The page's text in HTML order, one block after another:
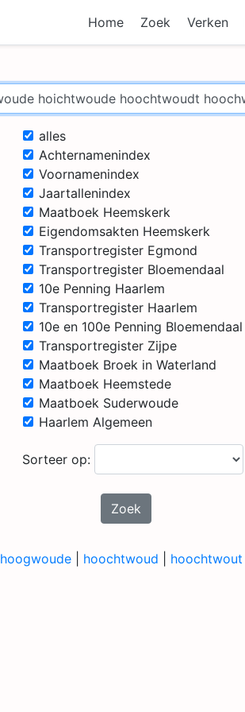
Home Zoek Verken
alles
Achternamenindex
Voornamenindex
Jaartallenindex
Maatboek Heemskerk
Eigendomsakten Heemskerk
Transportregister Egmond
Transportregister Bloemendaal
10e Penning Haarlem
Transportregister Haarlem
10e en 100e Penning Bloemendaal
Transportregister Zijpe
Maatboek Broek in Waterland
Maatboek Heemstede
Maatboek Suderwoude
Haarlem Algemeen
Sorteer op:
Zoek
hoogwoude hoochtwoud hoochtwout